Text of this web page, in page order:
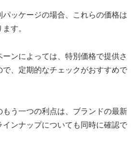
パッケージの場合、これらの価格は
す。
ーンによっては、特別価格で提供さ
で、定期的なチェックがおすすめで
う一つの利点は、ブランドの最新
ンナップについても同時に確認で